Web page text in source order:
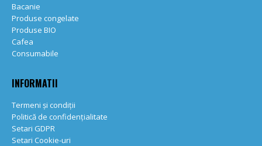
Bacanie
Produse congelate
Produse BIO
Cafea
Consumabile
INFORMATII
Termeni și condiții
Politică de confidențialitate
Setari GDPR
Setari Cookie-uri